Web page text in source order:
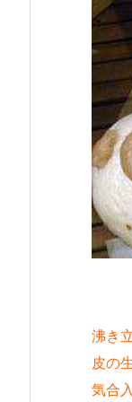
沸き
皮の
気合